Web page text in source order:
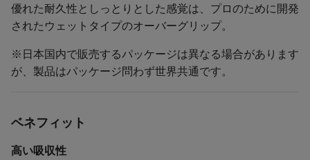
優れた耐久性としっとりとした感覚は、プロのために開発
されたウェットタイプのオーバーグリップ。
※日本国内で販売するパッケージは異なる場合があります
が、製品はパッケージ問わず世界共通です。
ベネフィット
高い吸収性